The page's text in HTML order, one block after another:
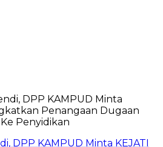
DPP KAMPUD Minta KEJATI